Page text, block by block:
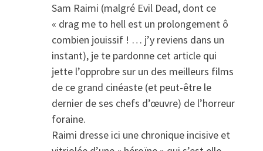
Sam Raimi (malgré Evil Dead, dont ce
« drag me to hell est un prolongement ô
combien jouissif ! … j’y reviens dans un
instant), je te pardonne cet article qui
jette l’opprobre sur un des meilleurs films
de ce grand cinéaste (et peut-être le
dernier de ses chefs d’œuvre) de l’horreur
foraine.
Raimi dresse ici une chronique incisive et